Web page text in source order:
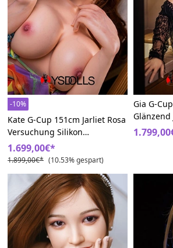
-10%
Kate G-Cup 151cm Jarliet Rosa
Versuchung Silikon
Prachtvolle Oberweite Realdoll
1.699,00€*
1.899,00€* (10.53% gespart)
Gia G-